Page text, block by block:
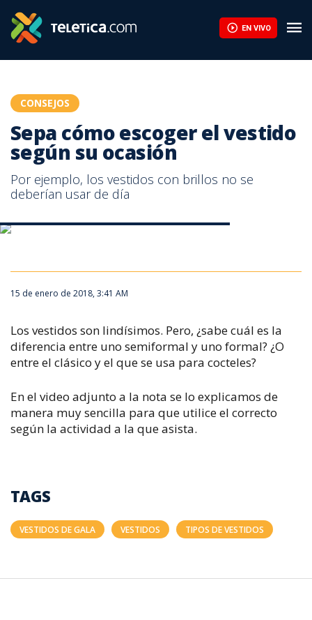
EN VIVO
CONSEJOS
Sepa cómo escoger el vestido
según su ocasión
Por ejemplo, los vestidos con brillos no se
deberían usar de día
15 de enero de 2018, 3:41 AM
Los vestidos son lindísimos. Pero, ¿sabe cuál es la
diferencia entre uno semiformal y uno formal? ¿O
entre el clásico y el que se usa para cocteles?
En el video adjunto a la nota se lo explicamos de
manera muy sencilla para que utilice el correcto
según la actividad a la que asista.
TAGS
VESTIDOS DE GALA VESTIDOS TIPOS DE VESTIDOS